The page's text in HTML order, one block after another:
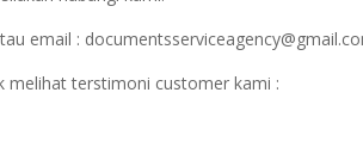
email :
melihat terstimoni customer kami :